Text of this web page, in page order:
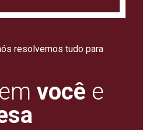
resolvemos tudo para
você e